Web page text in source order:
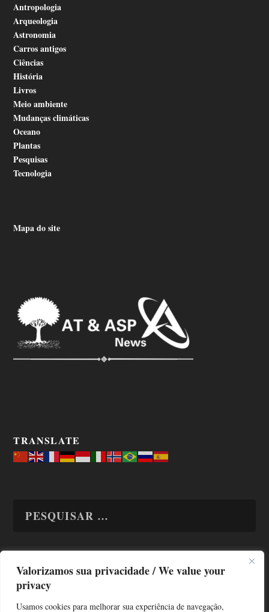
Valorizamos sua privacidade / We value your
privacy
Usamos cookies para melhorar sua experiência de navegação,
Antropologia
Arqueologia
Astronomia
Carros antigos
Ciências
História
Livros
Meio ambiente
Mudanças climáticas
Oceano
Plantas
Pesquisas
Tecnologia
Mapa do site
TRANSLATE
TODAS OS ASSUNTOS